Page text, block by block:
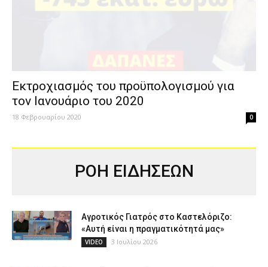
Εκτροχιασμός του προϋπολογισμού για
τον Ιανουάριο του 2020
18 Φεβρουαρίου 2020 0
ΡΟΗ ΕΙΔΗΣΕΩΝ
Αγροτικός Γιατρός στο Καστελόριζο:
«Αυτή είναι η πραγματικότητά μας»
VIDEO 3 Ιουλίου 2026